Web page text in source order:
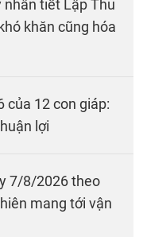
nhân tiết Lập Thu
khăn cũng hóa
của 12 con giáp:
lợi
7/8/2026 theo
mang tới vận